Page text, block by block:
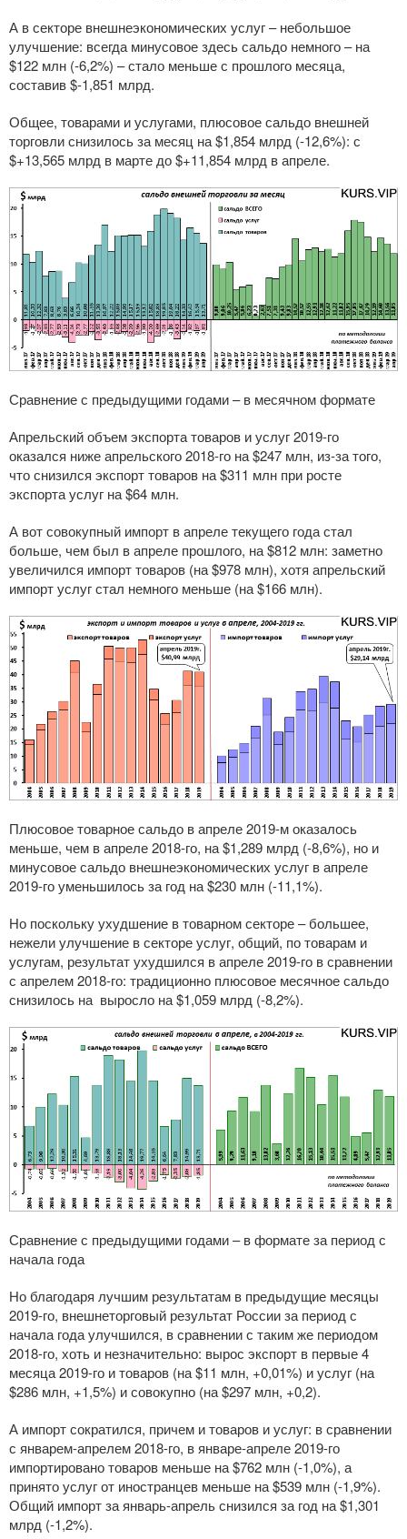
А в секторе внешнеэкономических услуг – небольшое
улучшение: всегда минусовое здесь сальдо немного – на
$122 млн (-6,2%) – стало меньше с прошлого месяца,
составив $-1,851 млрд.
Общее, товарами и услугами, плюсовое сальдо внешней
торговли снизилось за месяц на $1,854 млрд (-12,6%): с
$+13,565 млрд в марте до $+11,854 млрд в апреле.
Сравнение с предыдущими годами – в месячном формате
Апрельский объем экспорта товаров и услуг 2019-го
оказался ниже апрельского 2018-го на $247 млн, из-за того,
что снизился экспорт товаров на $311 млн при росте
экспорта услуг на $64 млн.
А вот совокупный импорт в апреле текущего года стал
больше, чем был в апреле прошлого, на $812 млн: заметно
увеличился импорт товаров (на $978 млн), хотя апрельский
импорт услуг стал немного меньше (на $166 млн).
Плюсовое товарное сальдо в апреле 2019-м оказалось
меньше, чем в апреле 2018-го, на $1,289 млрд (-8,6%), но и
минусовое сальдо внешнеэкономических услуг в апреле
2019-го уменьшилось за год на $230 млн (-11,1%).
Но поскольку ухудшение в товарном секторе – большее,
нежели улучшение в секторе услуг, общий, по товарам и
услугам, результат ухудшился в апреле 2019-го в сравнении
с апрелем 2018-го: традиционно плюсовое месячное сальдо
снизилось на выросло на $1,059 млрд (-8,2%).
Сравнение с предыдущими годами – в формате за период с
начала года
Но благодаря лучшим результатам в предыдущие месяцы
2019-го, внешнеторговый результат России за период с
начала года улучшился, в сравнении с таким же периодом
2018-го, хоть и незначительно: вырос экспорт в первые 4
месяца 2019-го и товаров (на $11 млн, +0,01%) и услуг (на
$286 млн, +1,5%) и совокупно (на $297 млн, +0,2).
А импорт сократился, причем и товаров и услуг: в сравнении
с январем-апрелем 2018-го, в январе-апреле 2019-го
импортировано товаров меньше на $762 млн (-1,0%), а
принято услуг от иностранцев меньше на $539 млн (-1,9%).
Общий импорт за январь-апрель снизился за год на $1,301
млрд (-1,2%).